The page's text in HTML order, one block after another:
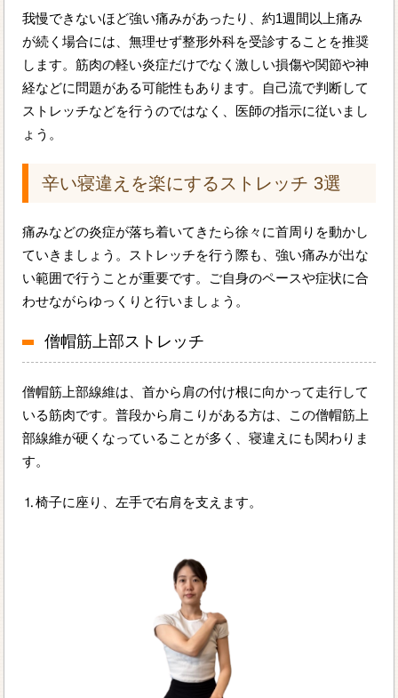
我慢できないほど強い痛みがあったり、約1週間以上痛み
が続く場合には、無理せず整形外科を受診することを推奨
します。筋肉の軽い炎症だけでなく激しい損傷や関節や神
経などに問題がある可能性もあります。自己流で判断して
ストレッチなどを行うのではなく、医師の指示に従いまし
ょう。
辛い寝違えを楽にするストレッチ 3選
痛みなどの炎症が落ち着いてきたら徐々に首周りを動かし
ていきましょう。ストレッチを行う際も、強い痛みが出な
い範囲で行うことが重要です。ご自身のペースや症状に合
わせながらゆっくりと行いましょう。
僧帽筋上部ストレッチ
僧帽筋上部線維は、首から肩の付け根に向かって走行して
いる筋肉です。普段から肩こりがある方は、この僧帽筋上
部線維が硬くなっていることが多く、寝違えにも関わりま
す。
⒈椅子に座り、左手で右肩を支えます。